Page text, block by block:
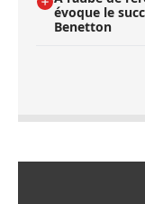
évoque le
Benetton